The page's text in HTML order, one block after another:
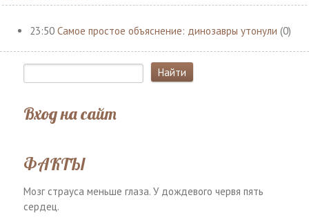
23:50 Самое простое объяснение: динозавры утонули (0)
Вход на сайт
ФАКТЫ
Мозг страуса меньше глаза. У дождевого червя пять
сердец.